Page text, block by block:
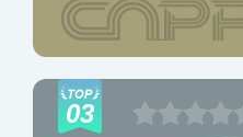
03